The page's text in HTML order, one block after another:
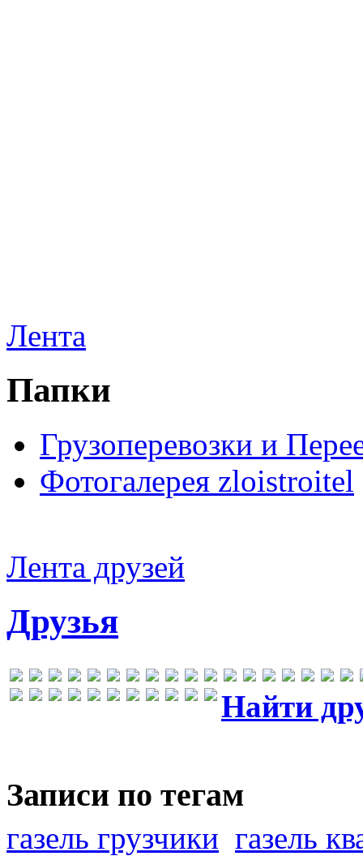
Лента
Папки
Грузоперевозки и
Фотогалерея zloistroitel
Лента друзей
Друзья
Найти
Записи по тегам
газель грузчики газель